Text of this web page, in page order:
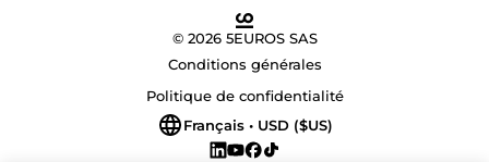
© 2026 5EUROS SAS
Conditions générales
Politique de confidentialité
Français • USD ($US)